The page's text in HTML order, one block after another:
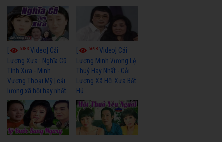
6083 Video] Cải
Lương Xưa : Nghĩa Cũ
Tình Xưa - Minh
Vương Thoại Mỹ | cải
lương xã hội hay nhất
6698Video] Cải
Lương Minh Vương Lệ
Thuỷ Hay Nhất - Cải
Lương Xã Hội Xưa Bất
Hủ